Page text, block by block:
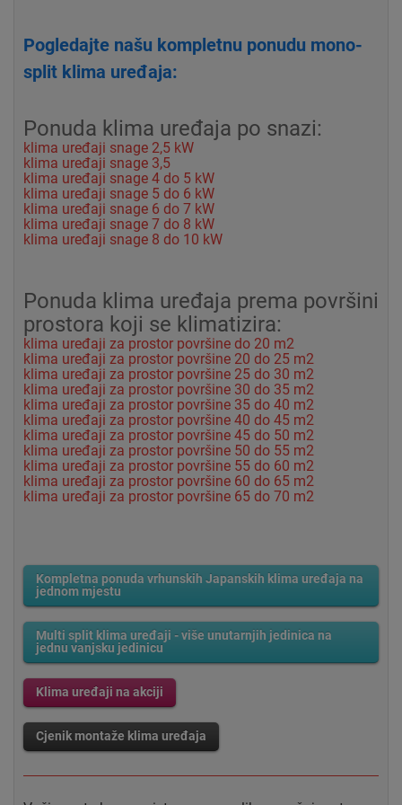
Pogledajte našu kompletnu ponudu mono-
split klima uređaja:
Ponuda klima uređaja po snazi:
klima uređaji snage 2,5 kW
klima uređaji snage 3,5
klima uređaji snage 4 do 5 kW
klima uređaji snage 5 do 6 kW
klima uređaji snage 6 do 7 kW
klima uređaji snage 7 do 8 kW
klima uređaji snage 8 do 10 kW
Ponuda klima uređaja prema površini
prostora koji se klimatizira:
klima uređaji za prostor površine do 20 m2
klima uređaji za prostor površine 20 do 25 m2
klima uređaji za prostor površine 25 do 30 m2
klima uređaji za prostor površine 30 do 35 m2
klima uređaji za prostor površine 35 do 40 m2
klima uređaji za prostor površine 40 do 45 m2
klima uređaji za prostor površine 45 do 50 m2
klima uređaji za prostor površine 50 do 55 m2
klima uređaji za prostor površine 55 do 60 m2
klima uređaji za prostor površine 60 do 65 m2
klima uređaji za prostor površine 65 do 70 m2
Kompletna ponuda vrhunskih Japanskih klima uređaja na
jednom mjestu
Multi split klima uređaji - više unutarnjih jedinica na
jednu vanjsku jedinicu
Klima uređaji na akciji
Cjenik montaže klima uređaja